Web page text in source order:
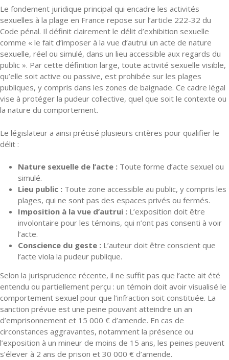
Le fondement juridique principal qui encadre les activités
sexuelles à la plage en France repose sur l’article 222-32 du
Code pénal. Il définit clairement le délit d’exhibition sexuelle
comme « le fait d’imposer à la vue d’autrui un acte de nature
sexuelle, réel ou simulé, dans un lieu accessible aux regards du
public ». Par cette définition large, toute activité sexuelle visible,
qu’elle soit active ou passive, est prohibée sur les plages
publiques, y compris dans les zones de baignade. Ce cadre légal
vise à protéger la pudeur collective, quel que soit le contexte ou
la nature du comportement.
Le législateur a ainsi précisé plusieurs critères pour qualifier le
délit :
Nature sexuelle de l’acte : Toute forme d’acte sexuel ou
simulé.
Lieu public : Toute zone accessible au public, y compris les
plages, qui ne sont pas des espaces privés ou fermés.
Imposition à la vue d’autrui : L’exposition doit être
involontaire pour les témoins, qui n’ont pas consenti à voir
l’acte.
Conscience du geste : L’auteur doit être conscient que
l’acte viola la pudeur publique.
Selon la jurisprudence récente, il ne suffit pas que l’acte ait été
entendu ou partiellement perçu : un témoin doit avoir visualisé le
comportement sexuel pour que l’infraction soit constituée. La
sanction prévue est une peine pouvant atteindre un an
d’emprisonnement et 15 000 € d’amende. En cas de
circonstances aggravantes, notamment la présence ou
l’exposition à un mineur de moins de 15 ans, les peines peuvent
s’élever à 2 ans de prison et 30 000 € d’amende.